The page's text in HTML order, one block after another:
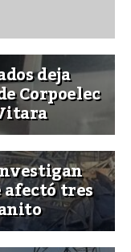
deja
Corpoelec
afectó tres